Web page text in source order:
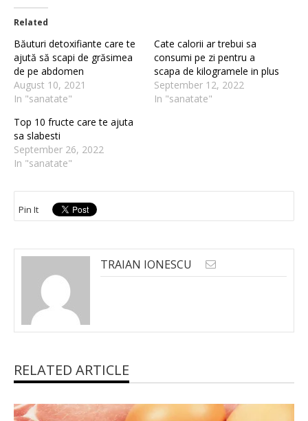
Related
Băuturi detoxifiante care te
ajută să scapi de grăsimea
de pe abdomen
August 10, 2021
In "sanatate"
Cate calorii ar trebui sa
consumi pe zi pentru a
scapa de kilogramele in plus
September 12, 2022
In "sanatate"
Top 10 fructe care te ajuta
sa slabesti
September 26, 2022
In "sanatate"
Pin It
TRAIAN IONESCU
RELATED ARTICLE